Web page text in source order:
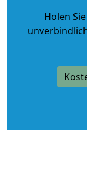
Holen